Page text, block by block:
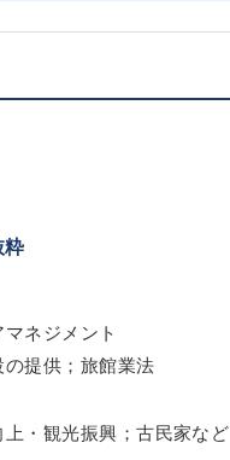
ネジメント
の提供；旅館業法
・観光振興；古民家など